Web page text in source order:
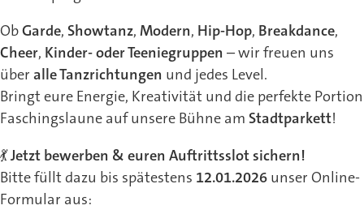
ObGarde, Showtanz, Modern, Hip-Hop, Breakdance,
Cheer, Kinder- oder Teeniegruppen – wir freuen uns
über alle Tanzrichtungen und jedes Level.
Bringt eure Energie, Kreativität und die perfekte Portion
Faschingslaune auf unsere Bühne am Stadtparkett!
💃Jetzt bewerben & euren Auftrittsslot sichern!
Bitte füllt dazu bis spätestens 12.01.2026 unser Online-
Formular aus: